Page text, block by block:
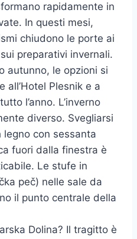
rapidamente in
In questi mesi,
chiudono le porte ai
preparativi invernali.
autunno, le opzioni si
all’Hotel Plesnik e a
l’anno. L’inverno
diverso. Svegliarsi
legno con sessanta
fuori dalla finestra è
Le stufe in
peč) nelle sale da
il punto centrale della
Dolina? Il tragitto è